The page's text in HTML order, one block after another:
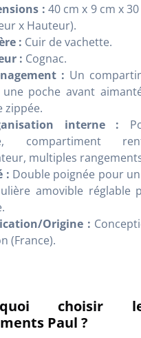
: 40 cm x 9 cm x
x Hauteur).
: Cuir de vachette.
: Cognac.
: Un
une poche avant
zippée.
interne :
compartiment
multiples
: Double poignée pour
amovible réglable
Origine :
(France).
choisir
Paul ?